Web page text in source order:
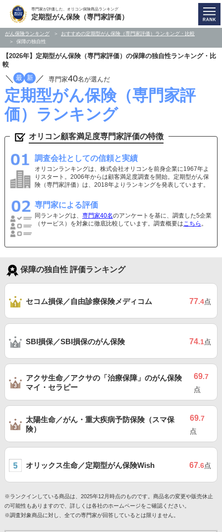
専門家が評価した、オリコン保険商品ランキング
定期型がん保険（専門家評価）
がん保険ランキング
おすすめの定期型がん保険（専門家評価）ランキング・比較
保障の独自性
【2026年】定期型がん保険（専門家評価）の保障の独自性ランキング・比
較
／ 最 新 ／ 専門家40名が選んだ
定期型がん保険（専門家評
価）ランキング
オリコン顧客満足度専門家評価の特徴
調査会社としての信頼と実績
オリコンランキングは、株式会社オリコンを前身企業に1967年よ
りスタート。2006年からは顧客満足度調査を開始。定期型がん保
険（専門家評価）は、2018年よりランキングを発表しています。
専門家による評価
同ランキングは、 専門家40名のアンケートを基に、調査した5企業
（サービス）を対象に徹底比較しています。調査概要はこちら 。
保障の独自性 評価ランキング
セコム損保／自由診療保険メディコム 77.4点
SBI損保／SBI損保のがん保険 74.1点
アクサ生命／アクサの「治療保障」のがん保険
マイ・セラピー
69.7
点
太陽生命／がん・重大疾病予防保険（スマ保
険）
69.7
点
オリックス生命／定期型がん保険Wish 67.6点
※ランクインしている商品は、2025年12月時点のものです。商品名の変更や販売休止
の可能性もありますので、詳しくは各社のホームページをご確認ください。
※調査対象商品に対し、全ての専門家が回答しているとは限りません。